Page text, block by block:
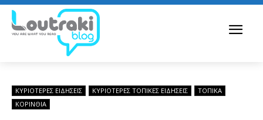
ΚΥΡΙΌΤΕΡΕΣ ΕΙΔΉΣΕΙΣ ΚΥΡΙΌΤΕΡΕΣ ΤΟΠΙΚΈΣ ΕΙΔΉΣΕΙΣ
ΤΟΠΙΚΑ
ΚΟΡΙΝΘΊΑ